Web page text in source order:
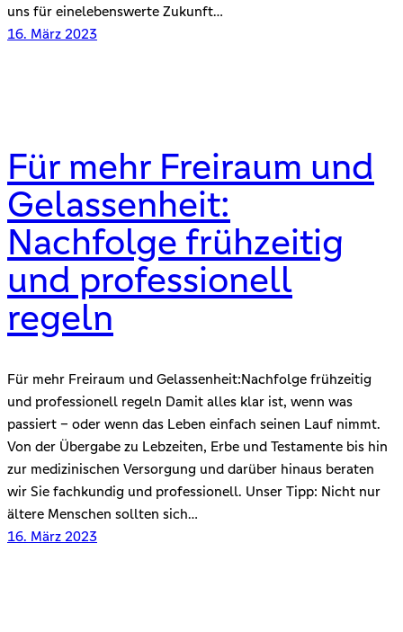
uns für einelebenswerte Zukunft…
16. März 2023
Für mehr Freiraum und
Gelassenheit:
Nachfolge frühzeitig
und professionell
regeln
Für mehr Freiraum und Gelassenheit:Nachfolge frühzeitig
und professionell regeln Damit alles klar ist, wenn was
passiert – oder wenn das Leben einfach seinen Lauf nimmt.
Von der Übergabe zu Lebzeiten, Erbe und Testamente bis hin
zur medizinischen Versorgung und darüber hinaus beraten
wir Sie fachkundig und professionell. Unser Tipp: Nicht nur
ältere Menschen sollten sich…
16. März 2023